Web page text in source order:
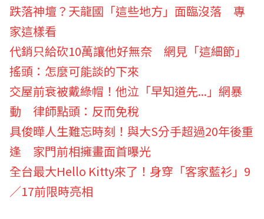
跌落神壇？天龍國「這些地方」面臨沒落 專
家這樣看
代銷只給砍10萬讓他好無奈 網見「這細節」
搖頭：怎麼可能談的下來
交屋前衰被戴綠帽！他泣「早知道先...」網暴
動 律師點頭：反而免稅
具俊曄人生難忘時刻！與大S分手超過20年後重
逢 家門前相擁畫面首曝光
全台最大Hello Kitty來了！身穿「客家藍衫」9
／17前限時亮相